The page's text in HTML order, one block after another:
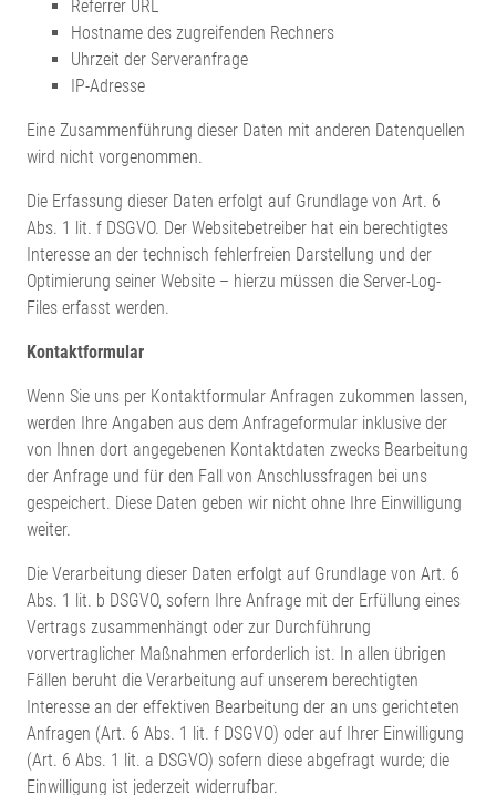
Referrer URL
Hostname des zugreifenden Rechners
Uhrzeit der Serveranfrage
IP-Adresse
Eine Zusammenführung dieser Daten mit anderen Datenquellen
wird nicht vorgenommen.
Die Erfassung dieser Daten erfolgt auf Grundlage von Art. 6
Abs. 1 lit. f DSGVO. Der Websitebetreiber hat ein berechtigtes
Interesse an der technisch fehlerfreien Darstellung und der
Optimierung seiner Website – hierzu müssen die Server-Log-
Files erfasst werden.
Kontaktformular
Wenn Sie uns per Kontaktformular Anfragen zukommen lassen,
werden Ihre Angaben aus dem Anfrageformular inklusive der
von Ihnen dort angegebenen Kontaktdaten zwecks Bearbeitung
der Anfrage und für den Fall von Anschlussfragen bei uns
gespeichert. Diese Daten geben wir nicht ohne Ihre Einwilligung
weiter.
Die Verarbeitung dieser Daten erfolgt auf Grundlage von Art. 6
Abs. 1 lit. b DSGVO, sofern Ihre Anfrage mit der Erfüllung eines
Vertrags zusammenhängt oder zur Durchführung
vorvertraglicher Maßnahmen erforderlich ist. In allen übrigen
Fällen beruht die Verarbeitung auf unserem berechtigten
Interesse an der effektiven Bearbeitung der an uns gerichteten
Anfragen (Art. 6 Abs. 1 lit. f DSGVO) oder auf Ihrer Einwilligung
(Art. 6 Abs. 1 lit. a DSGVO) sofern diese abgefragt wurde; die
Einwilligung ist jederzeit widerrufbar.